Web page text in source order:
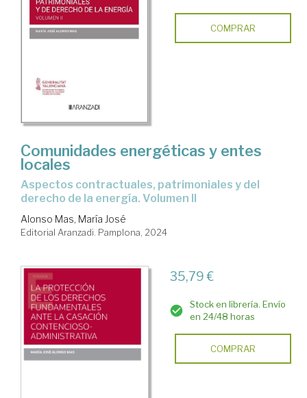
COMPRAR
Comunidades energéticas y entes
locales
aspectos contractuales, patrimoniales y del
derecho de la energía. Volumen II
Alonso Mas, María José
Editorial Aranzadi. Pamplona, 2024
35,79 €
Stock en librería. Envío
en 24/48 horas
COMPRAR